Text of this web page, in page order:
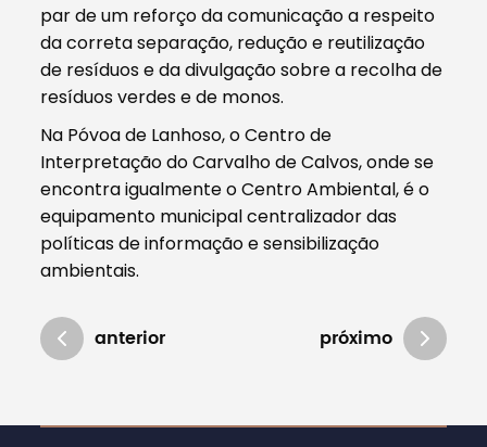
par de um reforço da comunicação a respeito
da correta separação, redução e reutilização
de resíduos e da divulgação sobre a recolha de
resíduos verdes e de monos.
Na Póvoa de Lanhoso, o Centro de
Interpretação do Carvalho de Calvos, onde se
encontra igualmente o Centro Ambiental, é o
equipamento municipal centralizador das
políticas de informação e sensibilização
ambientais.
anterior próximo
Atualizado em 15/11/2019